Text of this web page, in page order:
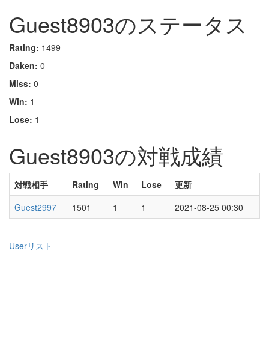
Guest8903のステータス
Rating: 1499
Daken: 0
Miss: 0
Win: 1
Lose: 1
Guest8903の対戦成績
対戦相手 Rating Win Lose
更新
Guest2997
1501 1 1 2021-08-25 00:30
Userリスト